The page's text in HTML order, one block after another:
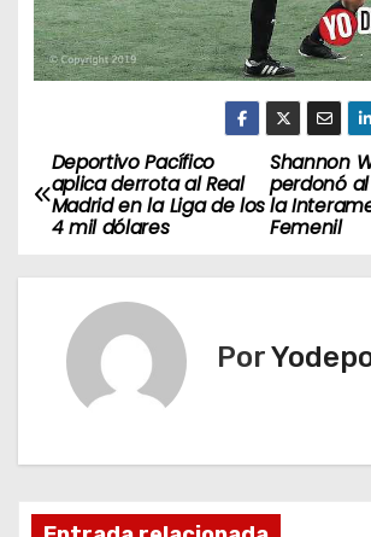
N
a
v
c
Shannon
perdonó
la
Femenil
Deportivo Pacífico
aplica derrota al Real
Madrid en la Liga de los
4 mil dólares
Por